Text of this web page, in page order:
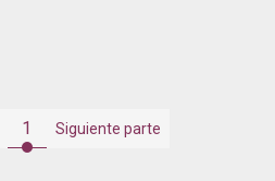
1 Siguiente parte